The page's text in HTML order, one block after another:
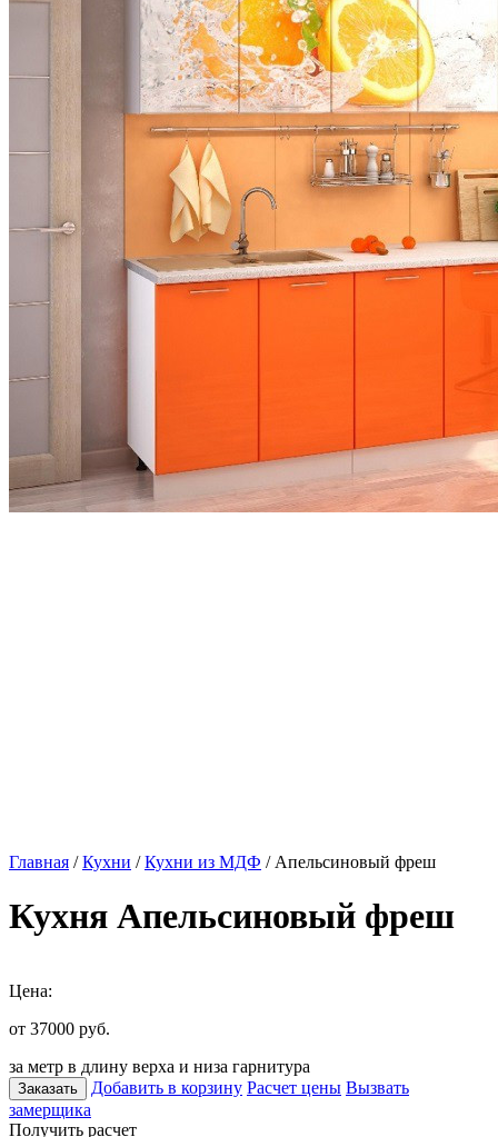
Главная /Кухни /Кухни из МДФ / Апельсиновый фреш
Кухня Апельсиновый фреш
Цена:
от 37000 руб.
за метр в длину верха и низа гарнитура
Заказать Добавить в корзину Расчет цены Вызвать
замерщика
Получить расчет